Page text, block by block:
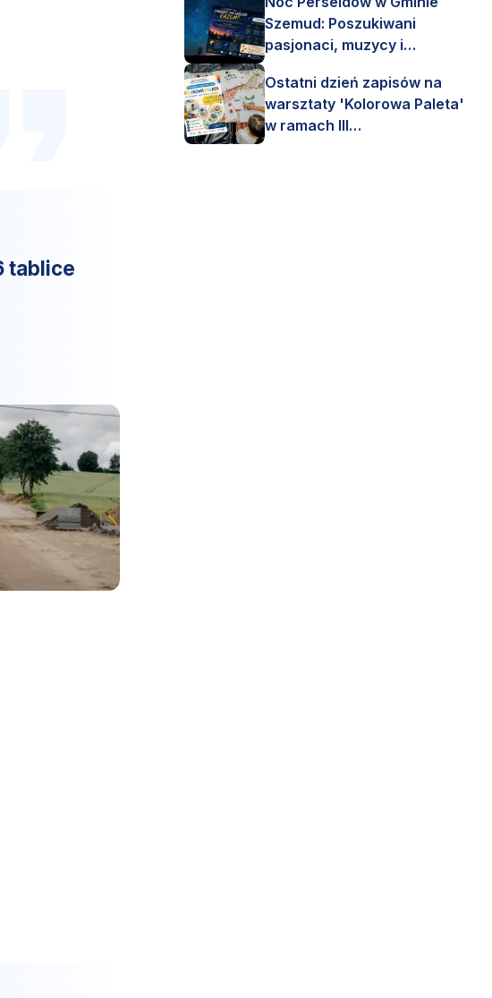
tablice
Szemud: Poszukiwani
pasjonaci, muzycy i
Ostatni dzień zapisów na
warsztaty 'Kolorowa Paleta'
w ramach III